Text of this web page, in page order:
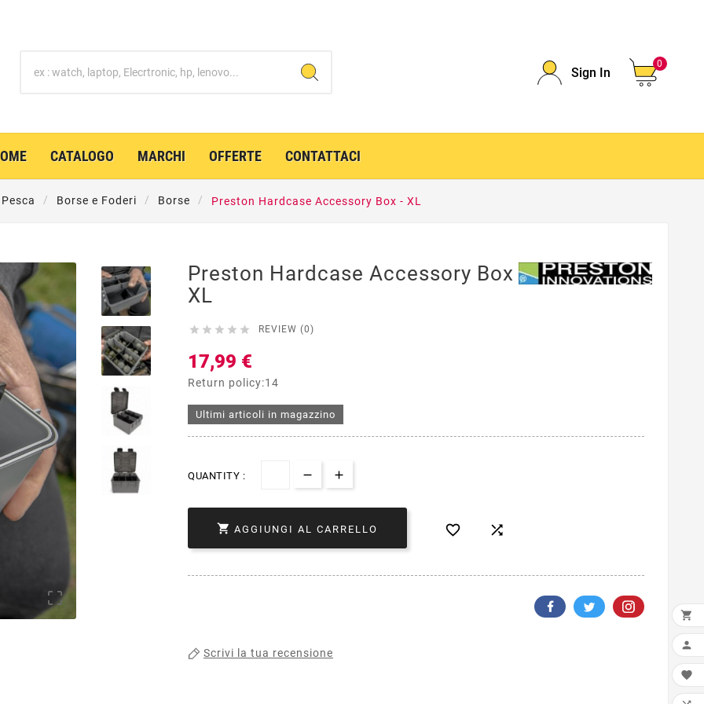
Sign In
0
CATALOGO MARCHI OFFERTE CONTATTACI
Pesca Borse e Foderi Borse Preston Hardcase Accessory Box - XL

Preston Hardcase Accessory Box -
XL
     REVIEW (0)
17,99 €
Return policy:14
Ultimi articoli in magazzino
QUANTITY :
 AGGIUNGI AL CARRELLO  
Scrivi la tua recensione


